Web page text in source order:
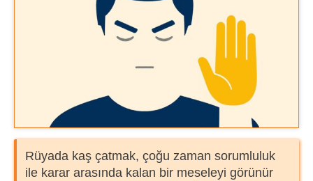
Rüyada kaş çatmak, çoğu zaman sorumluluk
ile karar arasında kalan bir meseleyi görünür